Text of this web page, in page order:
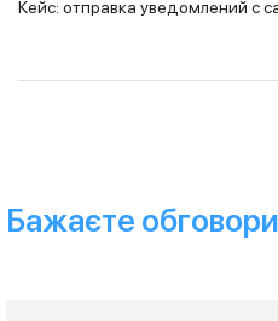
Кейс: отправка уведомлений с
Бажаєте